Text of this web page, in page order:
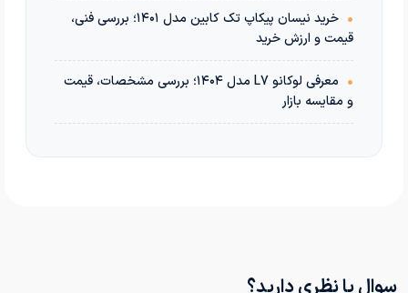
•
خرید نیسان پیکاپ تک کابین مدل ۱۴۰۱؛ بررسی فنی،
قیمت و ارزش خرید
•
معرفی لوکانو L7 مدل ۱۴۰۴؛ بررسی مشخصات، قیمت
و مقایسه بازار
سوال یا نظری دارید؟